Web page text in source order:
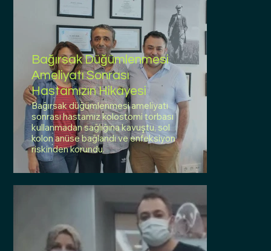
Bağırsak Düğümlenmesi
Ameliyatı Sonrası
Hastamızın Hikayesi
Bağırsak düğümlenmesi ameliyatı
sonrası hastamız kolostomi torbası
kullanmadan sağlığına kavuştu, sol
kolon anüse bağlandı ve enfeksiyon
riskinden korundu.